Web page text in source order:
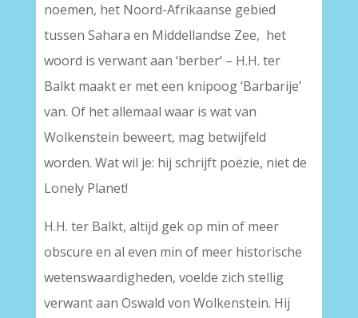
noemen, het Noord-Afrikaanse gebied
tussen Sahara en Middellandse Zee, het
woord is verwant aan ‘berber’ – H.H. ter
Balkt maakt er met een knipoog ‘Barbarije’
van. Of het allemaal waar is wat van
Wolkenstein beweert, mag betwijfeld
worden. Wat wil je: hij schrijft poëzie, niet de
Lonely Planet!
H.H. ter Balkt, altijd gek op min of meer
obscure en al even min of meer historische
wetenswaardigheden, voelde zich stellig
verwant aan Oswald von Wolkenstein. Hij